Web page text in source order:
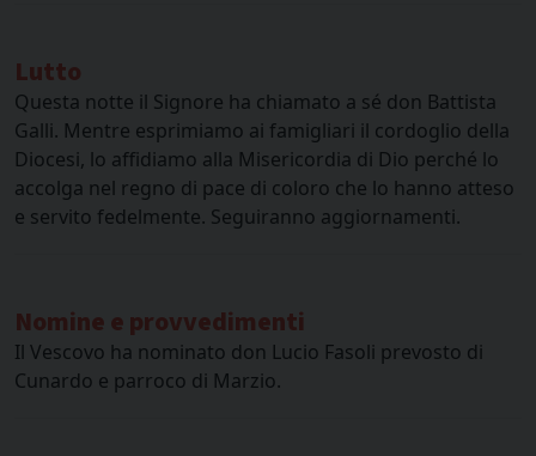
Lutto
Questa notte il Signore ha chiamato a sé don Battista
Galli. Mentre esprimiamo ai famigliari il cordoglio della
Diocesi, lo affidiamo alla Misericordia di Dio perché lo
accolga nel regno di pace di coloro che lo hanno atteso
e servito fedelmente. Seguiranno aggiornamenti.
Nomine e provvedimenti
Il Vescovo ha nominato don Lucio Fasoli prevosto di
Cunardo e parroco di Marzio.